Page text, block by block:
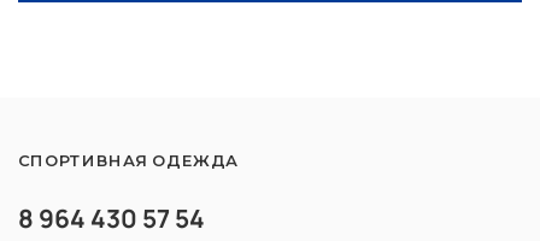
8 964 430 57 54
СПОРТИВНАЯ ОДЕЖДА